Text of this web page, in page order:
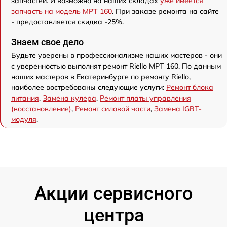
запчасть на модель MPT 160. При заказе ремонта на сайте
- предоставляется скидка -25%.
Знаем свое дело
Будьте уверены в профессионализме наших мастеров - они
с уверенностью выполнят ремонт Riello MPT 160. По данным
наших мастеров в Екатеринбурге по ремонту Riello,
наиболее востребованы следующие услуги: Ремонт блока
питания, Замена кулера, Ремонт платы управления
(восстановление), Ремонт силовой части, Замена IGBT-
модуля,
Акции сервисного
центра